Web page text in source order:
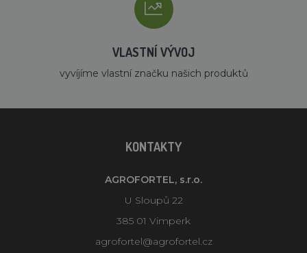
VLASTNÍ VÝVOJ
vyvíjíme vlastní značku našich produktů
KONTAKTY
AGROFORTEL, s.r.o.
U Sloupů 22
385 01 Vimperk
agrofortel@agrofortel.cz